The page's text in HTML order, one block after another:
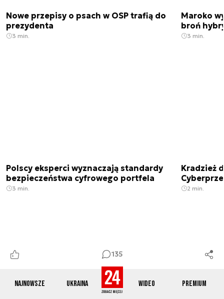
Najnowsze Ukraina Wideo Premium
135
Nowe przepisy o psach w OSP trafią do
prezydenta
3 min.
Maroko
broń
3 min.
Polscy eksperci wyznaczają standardy
bezpieczeństwa cyfrowego portfela
3 min.
Kradzież
2 min.